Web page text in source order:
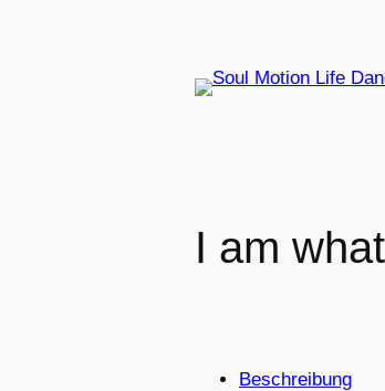
I am
Beschreibung